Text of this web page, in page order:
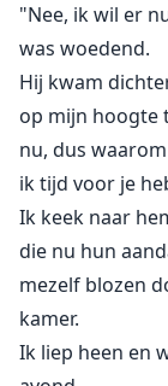
"Nee, ik wil er
was woedend.
Hij kwam
op mijn hoogte
nu, dus
ik tijd voor je
Ik keek naar
die nu hun
mezelf blozen
kamer.
Ik liep heen en